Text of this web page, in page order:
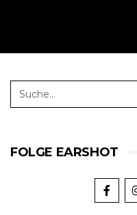
FOLGE EARSHOT